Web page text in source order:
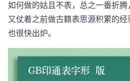
如何做的姑且不表，总之一番折腾
又仗着之前做古籍表思源积累的
也很快出炉。